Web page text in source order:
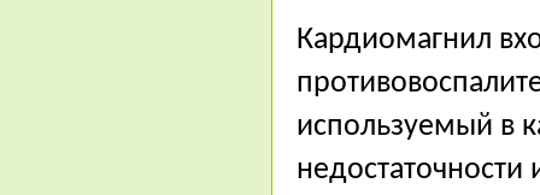
Кардиомагнил
используемый в